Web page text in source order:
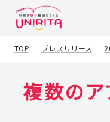
TOP プレスリリース
複数の